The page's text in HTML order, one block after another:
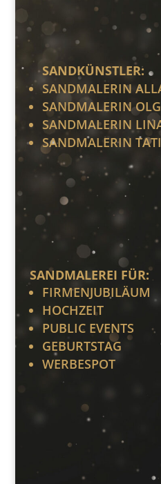
SANDKÜNSTLER:
SANDMALERIN
SANDMALERIN
SANDMALERIN
SANDMALERIN
SANDMALEREI FÜR:
FIRMENJUBILÄUM
HOCHZEIT
PUBLIC EVENTS
GEBURTSTAG
WERBESPOT